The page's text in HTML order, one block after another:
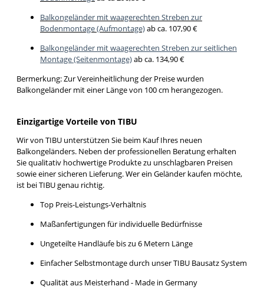
Balkongeländer mit waagerechten Streben zur
Bodenmontage (Aufmontage)ab ca. 107,90 €
Balkongeländer mit waagerechten Streben zur seitlichen
Montage (Seitenmontage)ab ca. 134,90 €
Bermerkung: Zur Vereinheitlichung der Preise wurden
Balkongeländer mit einer Länge von 100 cm herangezogen.
Einzigartige Vorteile von TIBU
Wir von TIBU unterstützen Sie beim Kauf Ihres neuen
Balkongeländers. Neben der professionellen Beratung erhalten
Sie qualitativ hochwertige Produkte zu unschlagbaren Preisen
sowie einer sicheren Lieferung. Wer ein Geländer kaufen möchte,
ist bei TIBU genau richtig.
Top Preis-Leistungs-Verhältnis
Maßanfertigungen für individuelle Bedürfnisse
Ungeteilte Handläufe bis zu 6 Metern Länge
Einfacher Selbstmontage durch unser TIBU Bausatz System
Qualität aus Meisterhand - Made in Germany